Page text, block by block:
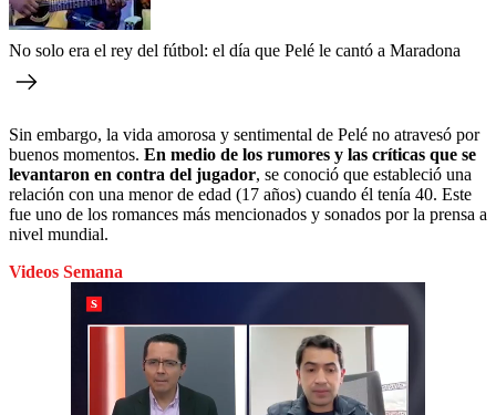
No solo era el rey del fútbol: el día que Pelé le cantó a Maradona
Sin embargo, la vida amorosa y sentimental de Pelé no atravesó por
buenos momentos. En medio de los rumores y las críticas que se
levantaron en contra del jugador, se conoció que estableció una
relación con una menor de edad (17 años) cuando él tenía 40. Este
fue uno de los romances más mencionados y sonados por la prensa a
nivel mundial.
Videos Semana